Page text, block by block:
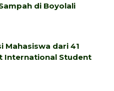
di Boyolali
Mahasiswa dari 41
International Student